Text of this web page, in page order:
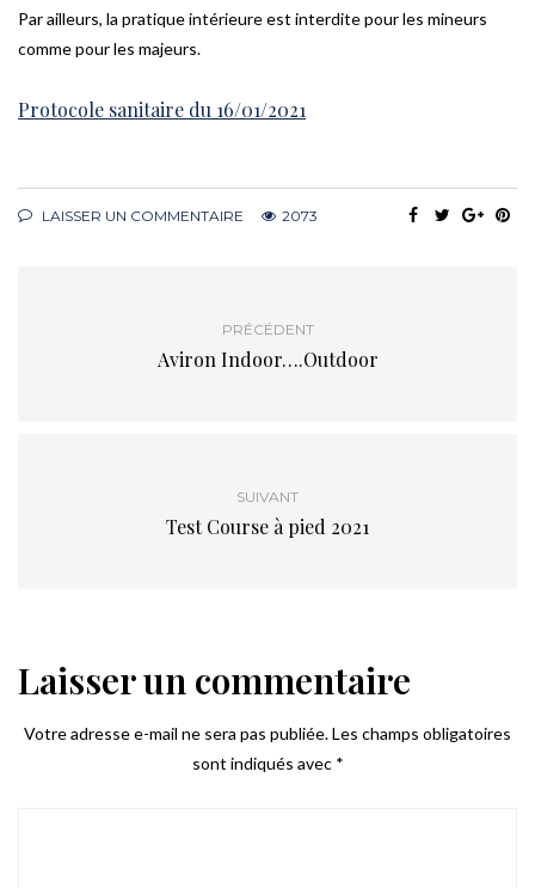
Par ailleurs, la pratique intérieure est interdite pour les mineurs
comme pour les majeurs.
Protocole sanitaire du 16/01/2021
LAISSER UN COMMENTAIRE 2073
PRÉCÉDENT
Aviron Indoor….Outdoor
SUIVANT
Test Course à pied 2021
Laisser un commentaire
Votre adresse e-mail ne sera pas publiée.Les champs obligatoires
sont indiqués avec *